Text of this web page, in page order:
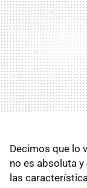
Decimos que lo
no es absoluta y
las